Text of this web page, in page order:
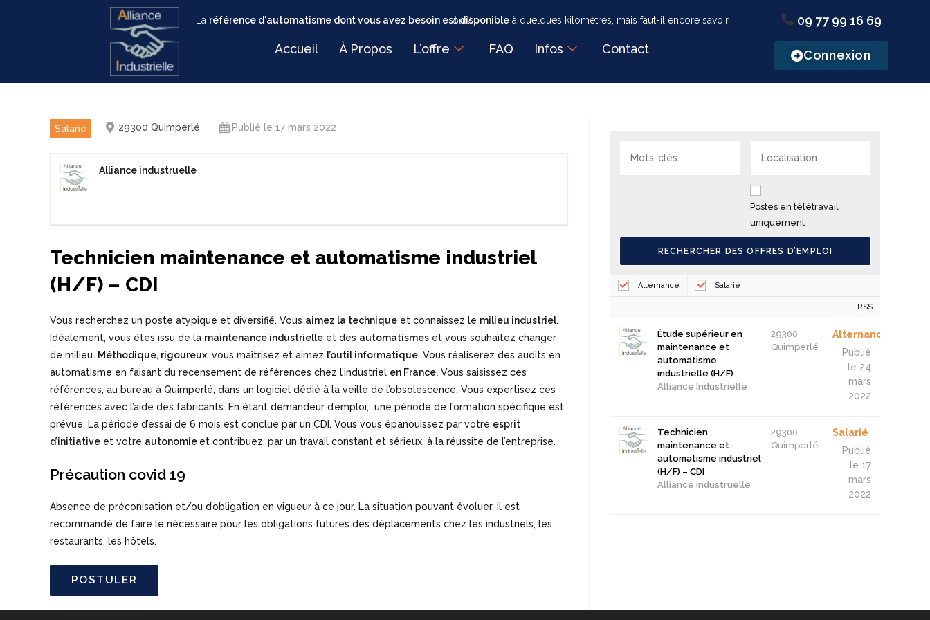
La référence d'automatisme dont vous avez besoin est disponible
à quelques kilomètres, mais faut-il encore savoir où ?
Accueil À Propos L’offre FAQ Infos Contact
09 77 99 16 69
Connexion
Salarié 29300 Quimperlé Publié le 17 mars 2022
Alliance industruelle
Technicien maintenance et automatisme industriel
(H/F) – CDI
Vous recherchez un poste atypique et diversifié. Vous aimez la technique et connaissez le milieu industriel.
Idéalement, vous êtes issu de la maintenance industrielle et des automatismes et vous souhaitez changer
de milieu. Méthodique, rigoureux, vous maîtrisez et aimez l’outil informatique. Vous réaliserez des audits en
automatisme en faisant du recensement de références chez l’industriel en France. Vous saisissez ces
références, au bureau à Quimperlé, dans un logiciel dédié à la veille de l’obsolescence. Vous expertisez ces
références avec l’aide des fabricants. En étant demandeur d’emploi, une période de formation spécifique est
prévue. La période d’essai de 6 mois est conclue par un CDI. Vous vous épanouissez par votre esprit
d’initiative et votre autonomie et contribuez, par un travail constant et sérieux, à la réussite de l’entreprise.
Précaution covid 19
Absence de préconisation et/ou d’obligation en vigueur à ce jour. La situation pouvant évoluer, il est
recommandé de faire le nécessaire pour les obligations futures des déplacements chez les industriels, les
restaurants, les hôtels.
Postes en télétravail
uniquement
Alternance Salarié
RSS
Étude supérieur en
maintenance et
automatisme
industrielle (H/F)
Alliance Industrielle
29300
Quimperlé
Alternance
Publié
le 24
mars
2022
Technicien
maintenance et
automatisme industriel
(H/F) – CDI
Alliance industruelle
29300
Quimperlé
Salarié
Publié
le 17
mars
2022